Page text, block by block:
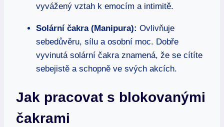
vyvážený vztah k emocím a intimitě.
Solární čakra (Manipura): Ovlivňuje
sebedůvěru, sílu a osobní moc. Dobře
vyvinutá solární čakra znamená, že se cítíte
sebejistě a schopně ve svých akcích.
Jak pracovat s blokovanými
čakrami